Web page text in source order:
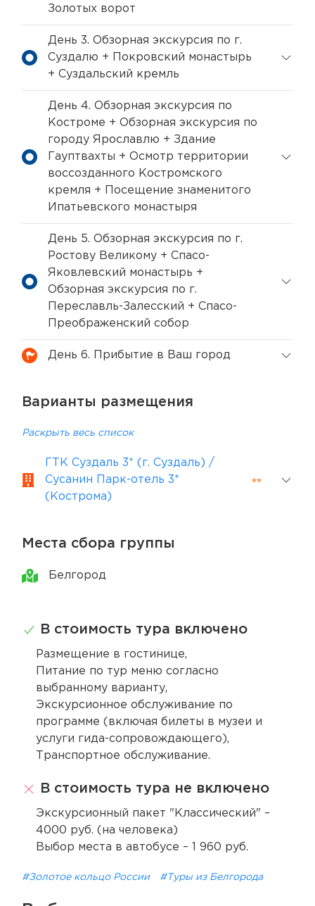
Золотых ворот
День 3. Обзорная экскурсия по г.
Суздалю + Покровский монастырь
+ Суздальский кремль
День 4. Обзорная экскурсия по
Костроме + Обзорная экскурсия по
городу Ярославлю + Здание
Гауптвахты + Осмотр территории
воссозданного Костромского
кремля + Посещение знаменитого
Ипатьевского монастыря
День 5. Обзорная экскурсия по г.
Ростову Великому + Спасо-
Яковлевский монастырь +
Обзорная экскурсия по г.
Переславль-Залесский + Спасо-
Преображенский собор
День 6. Прибытие в Ваш город
Варианты размещения
Раскрыть весь список
ГТК Суздаль 3* (г. Суздаль) /
Сусанин Парк-отель 3*
(Кострома)
Места сбора группы
Белгород
В стоимость тура включено
Размещение в гостинице,
Питание по тур меню согласно
выбранному варианту,
Экскурсионное обслуживание по
программе (включая билеты в музеи и
услуги гида-сопровождающего),
Транспортное обслуживание.
В стоимость тура не включено
Экскурсионный пакет "Классический" –
4000 руб. (на человека)
Выбор места в автобусе – 1 960 руб.
#Золотое кольцо России #Туры из Белгорода